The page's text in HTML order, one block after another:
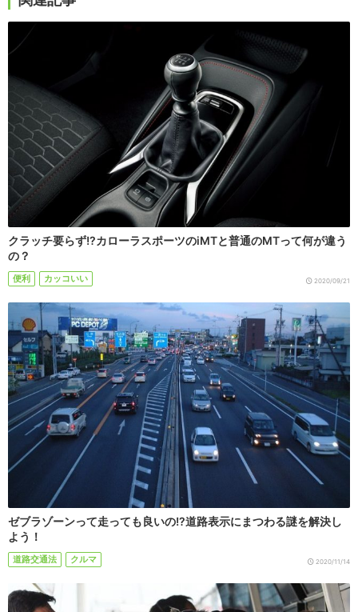
クラッチ要らず!?カローラスポーツのiMTと普通のMTって何が違う
の？
便利 カッコいい 2020/09/21
ゼブラゾーンって走っても良いの!?道路表示にまつわる謎を解決し
よう！
道路交通法 クルマ 2020/11/14